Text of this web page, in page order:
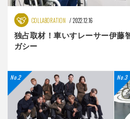
COLLABORATION 2022.12.16
独占取材！車いすレーサー伊藤
ガシー